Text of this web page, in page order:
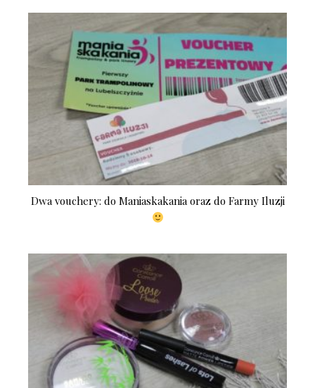
Dwa vouchery: do Maniaskakania oraz do Farmy Iluzji